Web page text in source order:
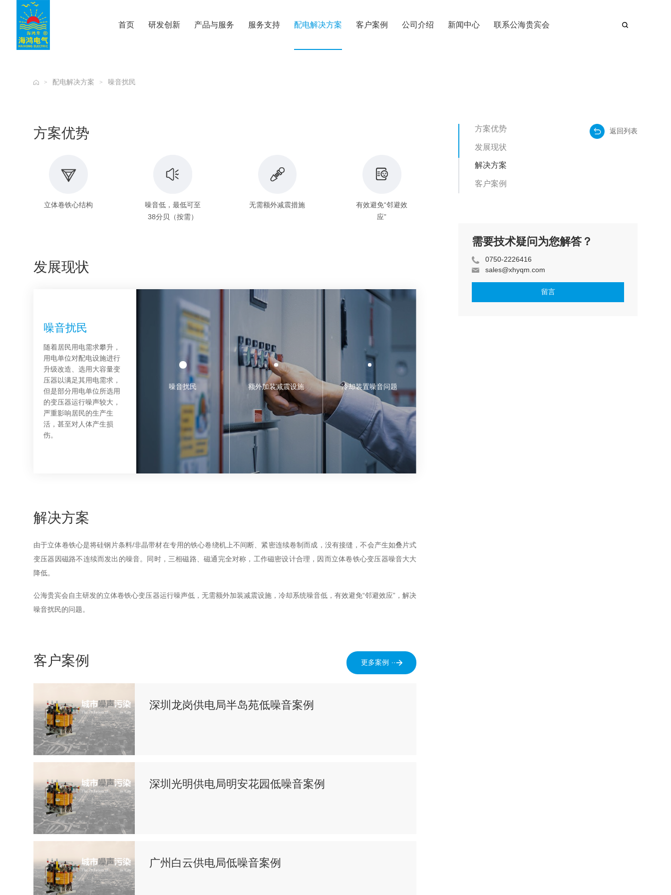
公海贵宾会
首页 研发创新 产品与服务 服务支持 配电解决方案 客户案例 公司介绍 新闻中心 联系公海贵宾会
> 配电解决方案 > 噪音扰民
方案优势
立体卷铁心结构
噪音低，最低可至
38分贝（按需）
无需额外减震措施
有效避免“邻避效
应”
发展现状
噪音扰民
随着居民用电需求攀升，
用电单位对配电设施进行
升级改造、选用大容量变
压器以满足其用电需求，
但是部分用电单位所选用
的变压器运行噪声较大，
严重影响居民的生产生
活，甚至对人体产生损
伤。
施
为降低变压器的运行噪
音，部分变压器制造商会
设计减震器、减震垫等设
施降低整体噪音水平，但
减震设施容易老化，增加
变压器运行风险。
冷却装置噪音问
题
变压器冷却装置设计不
当，导致冷却系统噪音水
平超出国家标准要求。
噪音扰民 额外加装减震设施 冷却装置噪音问题
解决方案
由于立体卷铁心是将硅钢片条料/非晶带材在专用的铁心卷绕机上不间断、紧密连续卷制而成，没有接缝，不会产生如叠片式
变压器因磁路不连续而发出的噪音。同时，三相磁路、磁通完全对称，工作磁密设计合理，因而立体卷铁心变压器噪音大大
降低。
公海贵宾会自主研发的立体卷铁心变压器运行噪声低，无需额外加装减震设施，冷却系统噪音低，有效避免“邻避效应”，解决
噪音扰民的问题。
客户案例 更多案例
深圳龙岗供电局半岛苑低噪音案例
深圳光明供电局明安花园低噪音案例
广州白云供电局低噪音案例
方案优势
发展现状
解决方案
客户案例
返回列表
需要技术疑问为您解答？
0750-2226416
sales@xhyqm.com
留言